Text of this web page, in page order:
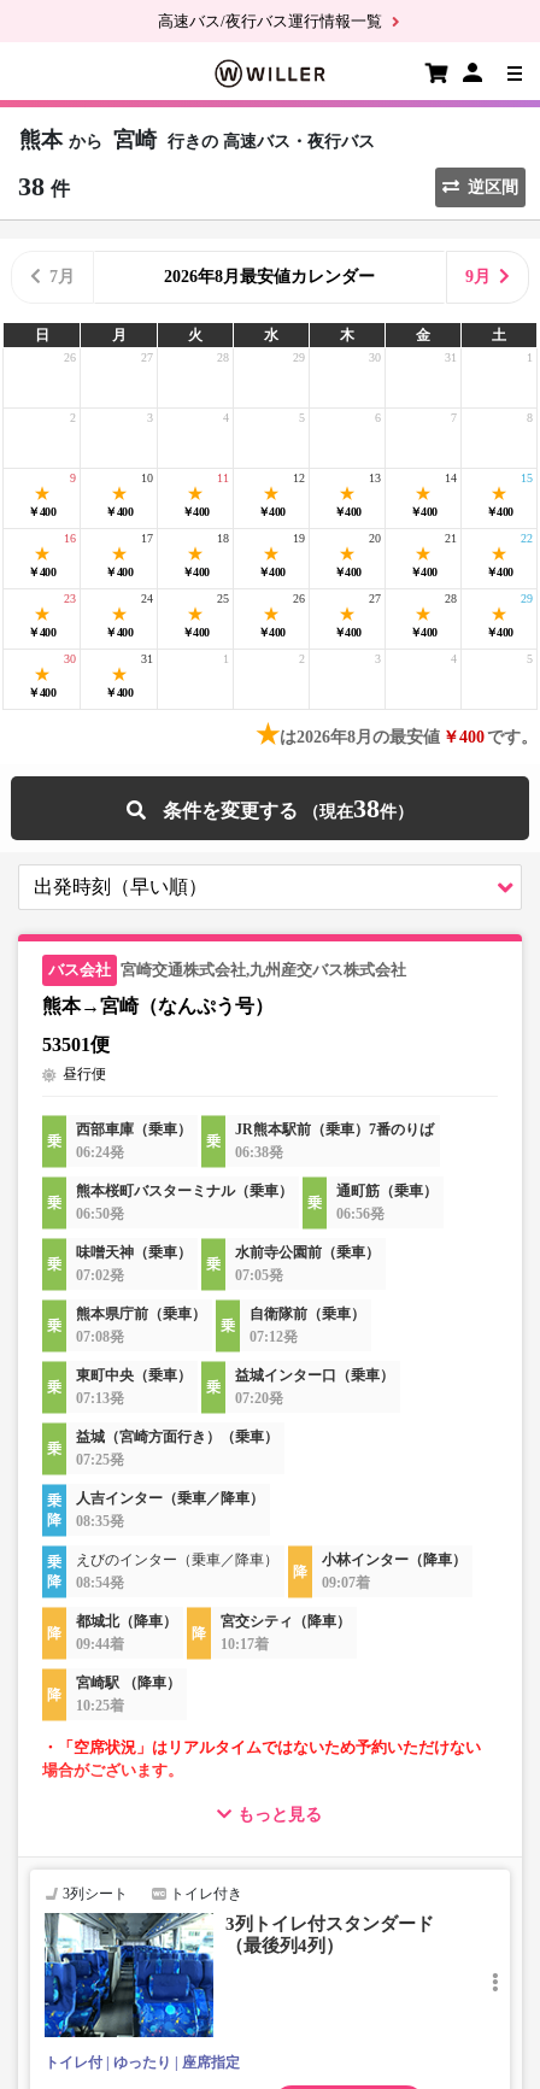
高速バス/夜行バス運行情報一覧
熊本 から 宮崎 行きの 高速バス・夜行バス
38 件 逆区間
7月 2026年8月最安値カレンダー 9月
日 月 火 水 木 金 土
26 27 28 29 30 31 1
2 3 4 5 6 7 8
￥400
9
￥400
10
￥400
11
￥400
12
￥400
13
￥400
14
￥400
15
￥400
16
￥400
17
￥400
18
￥400
19
￥400
20
￥400
21
￥400
22
￥400
23
￥400
24
￥400
25
￥400
26
￥400
27
￥400
28
￥400
29
￥400
30
￥400
31 1 2 3 4 5
★は2026年8月の最安値 ￥400です。
条件を変更する 38
宮崎交通株式会社,九州産交バス株式会社
熊本→宮崎（なんぷう号）
53501便
昼行便
西部車庫（乗車）
06:24発
JR熊本駅前（乗車）7番のりば
06:38発
熊本桜町バスターミナル（乗車）
06:50発
通町筋（乗車）
06:56発
味噌天神（乗車）
07:02発
水前寺公園前（乗車）
07:05発
熊本県庁前（乗車）
07:08発
自衛隊前（乗車）
07:12発
東町中央（乗車）
07:13発
益城インター口（乗車）
07:20発
益城（宮崎方面行き）（乗車）
07:25発
人吉インター（乗車／降車）
08:35発
えびのインター（乗車／降車）
08:54発
小林インター（降車）
09:07着
都城北（降車）
09:44着
宮交シティ（降車）
10:17着
宮崎駅 （降車）
10:25着
・「空席状況」はリアルタイムではないため予約いただけない
場合がございます。
・車内トイレ完備で長旅でも安心。※車両により異なりま
・3列シートでゆったり快適なバス旅を。（最後尾は4列）
・車内は常時換気し、清掃・除菌を徹底。
もっと見る
3列シート トイレ付き
3列トイレ付スタンダード
（最後列4列）
トイレ付 ゆったり 座席指定